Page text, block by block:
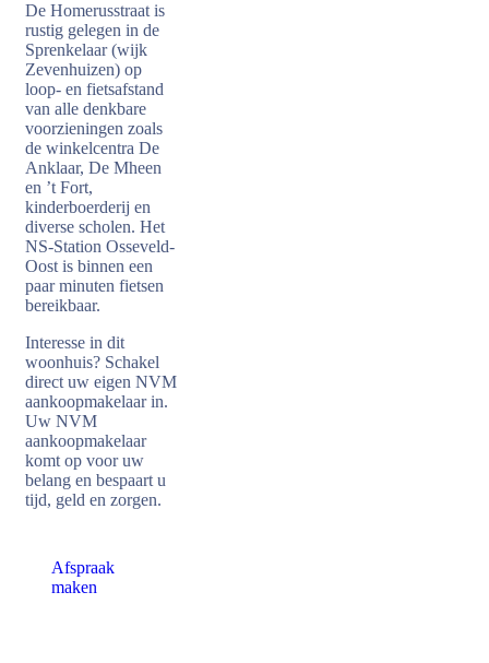
De Homerusstraat is
rustig gelegen in de
Sprenkelaar (wijk
Zevenhuizen) op
loop- en fietsafstand
van alle denkbare
voorzieningen zoals
de winkelcentra De
Anklaar, De Mheen
en ’t Fort,
kinderboerderij en
diverse scholen. Het
NS-Station Osseveld-
Oost is binnen een
paar minuten fietsen
bereikbaar.
Interesse in dit
woonhuis? Schakel
direct uw eigen NVM
aankoopmakelaar in.
Uw NVM
aankoopmakelaar
komt op voor uw
belang en bespaart u
tijd, geld en zorgen.
Afspraak
maken